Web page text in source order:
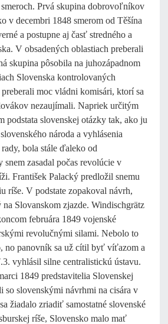
Prvá skupina dobrovoľníkov
v decembri 1848 smerom od Těšína
a postupne aj časť stredného a
V obsadených oblastiach preberali
skupina pôsobila na juhozápadnom
Slovenska kontrolovaných
moc vládni komisári, ktorí sa
nezaujímali. Napriek určitým
podstata slovenskej otázky tak, ako ju
národa a vyhlásenia
bola stále ďaleko od
snem zasadal počas revolúcie v
František Palacký predložil snemu
ríše. V podstate zopakoval návrh,
Slovanskom zjazde. Windischgrätz
februára 1849 vojenské
revolučnými silami. Nebolo to
no panovník sa už cítil byť víťazom a
vyhlásil silne centralistickú ústavu.
1849 predstavitelia Slovenskej
so slovenskými návrhmi na cisára v
žiadalo zriadiť samostatné slovenské
ríše, Slovensko malo mať